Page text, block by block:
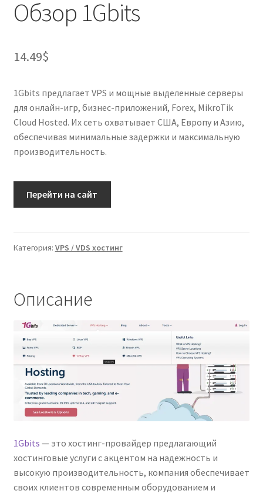
Обзор 1Gbits
14.49$
1Gbits предлагает VPS и мощные выделенные серверы
для онлайн-игр, бизнес-приложений, Forex, MikroTik
Cloud Hosted. Их сеть охватывает США, Европу и Азию,
обеспечивая минимальные задержки и максимальную
производительность.
Перейти на сайт
Категория: VPS / VDS хостинг
Описание
1Gbits — это хостинг-провайдер предлагающий
хостинговые услуги с акцентом на надежность и
высокую производительность, компания обеспечивает
своих клиентов современным оборудованием и